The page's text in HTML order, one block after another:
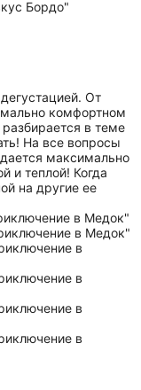
От
комфортном
в теме
На все вопросы
максимально
и теплой! Когда
на другие ее